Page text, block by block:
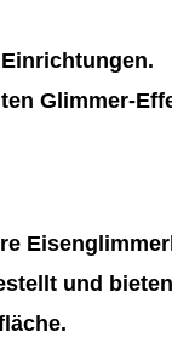
Glimmer-
und